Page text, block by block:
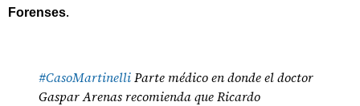
Forenses.
#CasoMartinelliParte médico en donde el doctor
Gaspar Arenas recomienda que Ricardo